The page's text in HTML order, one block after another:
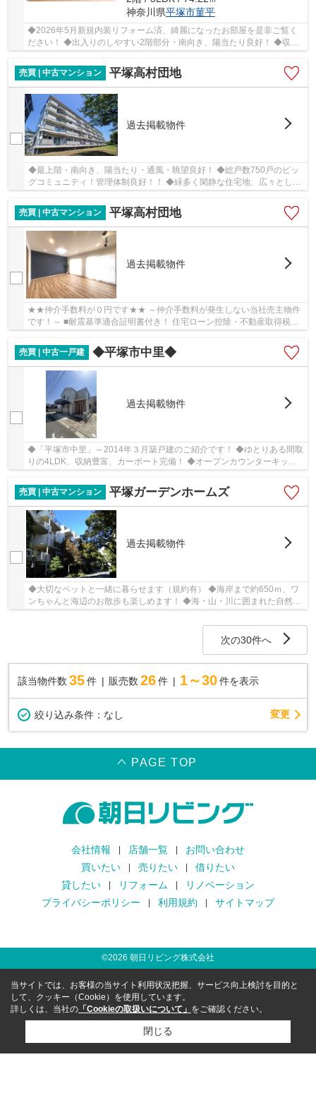
神奈川県平塚市菫平
◆2026年5月新規内装リフォーム済、綺麗になったお部屋を是非ご覧く
ださい！ ◆出入りのしやすい2階部分・南向き、陽当たり良好！ ◆収納
売買 | 中古マンション
平塚高村団地
過去掲載物件
◆最上階・南向き、陽当たり・通風・眺望良好！ ◆総戸数750戸のビッ
グコミュニティ！管理体制良好！！ ◆緑多く閑静な住宅地、広々とした
売買 | 中古マンション
平塚高村団地
過去掲載物件
★★仲介手数料が０円です★★ ～仲介手数料が発生しない当社売主物件
です！～ ■耐震基準適合証明書付き！ 住宅ローン控除・不動産取得税軽
売買 | 中古一戸建
◆平塚市中里◆
過去掲載物件
◆「平塚市中里」～2014年３月築戸建のご紹介です！ ◆ゆとりある間取
りの4LDK、収納豊富、カーポート完備！ ◆オープンカウンターキッチ
ンと広々としたリビングダイニング！ ◆大変きれい...
売買 | 中古マンション
平塚ガーデンホームズ
過去掲載物件
◆大切なペットと一緒に暮らせます（規約有） ◆海岸まで約650ｍ、ワ
ンちゃんと海辺のお散歩も楽しめます！ ◆海・山・川に囲まれた自然豊
かな住環境！広々とした敷地をたくさんの植栽と...
次の30件へ
該当物件数 35件 販売数 26 件 1～30 件を表示
絞り込み条件： なし 変更
PAGE TOP
会社情報 店舗一覧
お問い合わせ
買いたい
売りたい
借りたい
貸したい
リフォーム
リノベーション
プライバシーポリシー
利用規約 サイトマップ
©2026 朝日リビング株式会社
当サイトでは、お客様の当サイト利用状況把握、サービス向上検討を目的と
して、クッキー（Cookie）を使用しています。
詳しくは、当社の 「Cookieの取扱いについて」 をご確認ください。
閉じる